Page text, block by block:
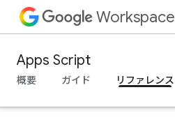
Workspace
Apps Script
概要 ガイド リファレンス
概要
Google Workspace サービス
管理コンソール